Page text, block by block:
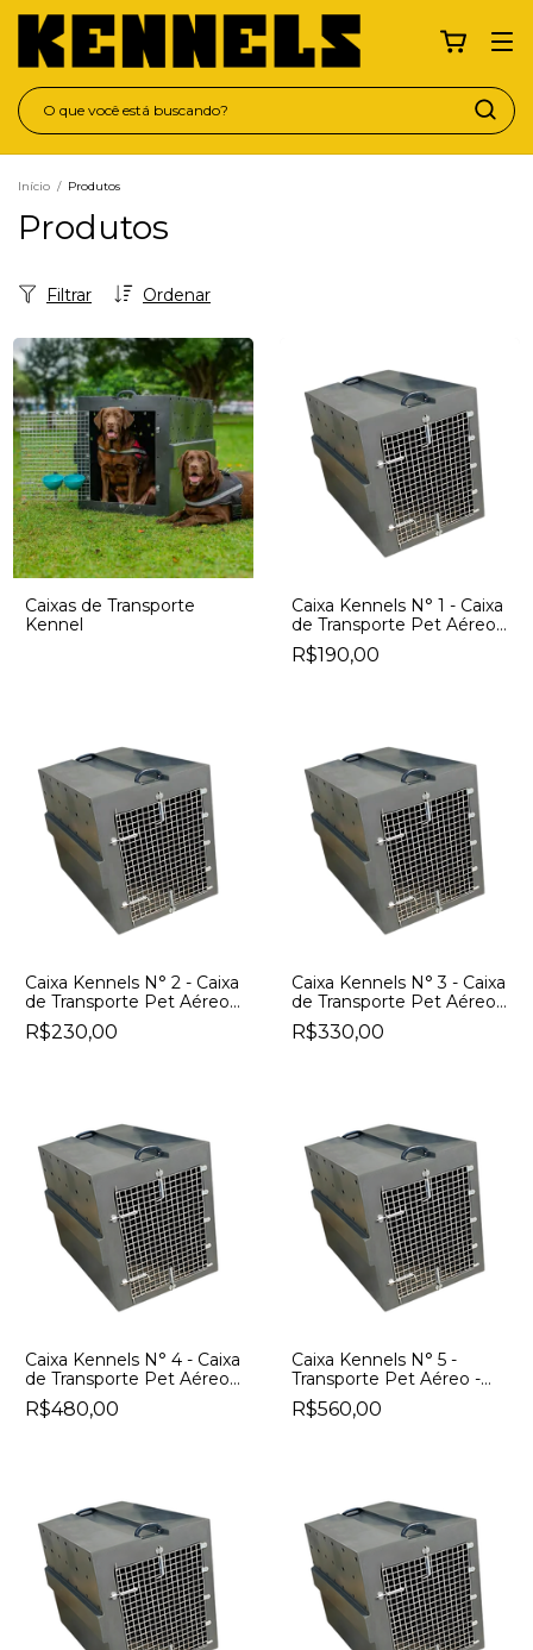
Início / Produtos
Produtos
Ordenar
Filtrar
Caixas de Transporte
Kennel
Caixa Kennels N° 1 - Caixa
de Transporte Pet Aéreo -
Caixa de Transporte Pet
n1 | Padrão IATA
R$190,00
Caixa Kennels N° 2 - Caixa
de Transporte Pet Aéreo -
Caixa de Transporte Pet
n2 | Padrão IATA
R$230,00
Caixa Kennels N° 3 - Caixa
de Transporte Pet Aéreo -
Caixa de Transporte Pet
n3 | Padrão IATA
R$330,00
Caixa Kennels N° 4 - Caixa
de Transporte Pet Aéreo -
Caixa de Transporte Pet
n4 | Padrão IATA
R$480,00
Caixa Kennels N° 5 -
Transporte Pet Aéreo -
Padrão IATA
R$560,00